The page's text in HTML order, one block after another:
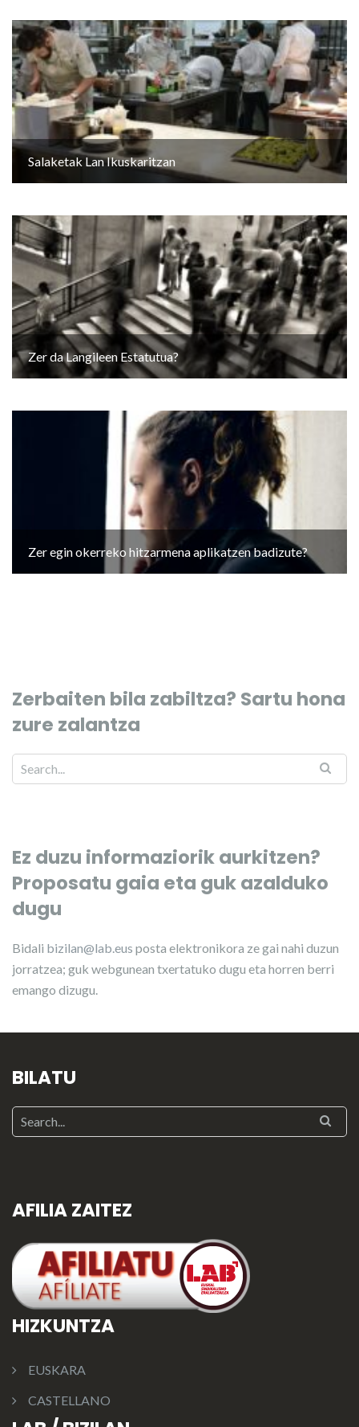
Salaketak Lan Ikuskaritzan
Zer da Langileen Estatutua?
Zer egin okerreko hitzarmena aplikatzen badizute?
Zerbaiten bila zabiltza? Sartu hona
zure zalantza
Ez duzu informaziorik aurkitzen?
Proposatu gaia eta guk azalduko
dugu
Bidali bizilan@lab.eus posta elektronikora ze gai nahi duzun
jorratzea; guk webgunean txertatuko dugu eta horren berri
emango dizugu.
BILATU
AFILIA ZAITEZ
HIZKUNTZA
EUSKARA
CASTELLANO